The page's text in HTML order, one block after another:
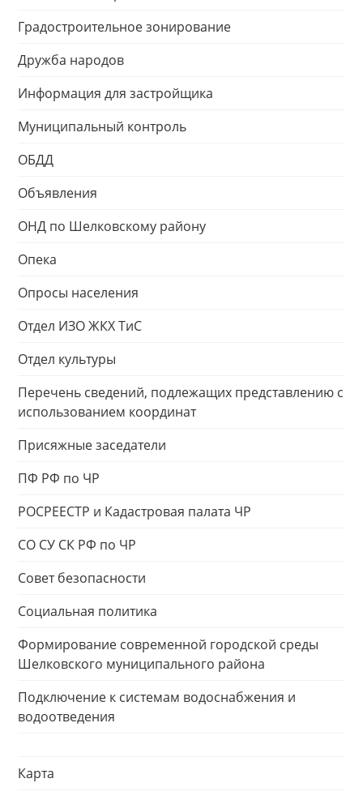
Градостроительное зонирование
Дружба народов
Информация для застройщика
Муниципальный контроль
ОБДД
Объявления
ОНД по Шелковскому району
Опека
Опросы населения
Отдел ИЗО ЖКХ ТиС
Отдел культуры
Перечень сведений, подлежащих представлению с
использованием координат
Присяжные заседатели
ПФ РФ по ЧР
РОСРЕЕСТР и Кадастровая палата ЧР
СО СУ СК РФ по ЧР
Совет безопасности
Социальная политика
Формирование современной городской среды
Шелковского муниципального района
Подключение к системам водоснабжения и
водоотведения
Карта